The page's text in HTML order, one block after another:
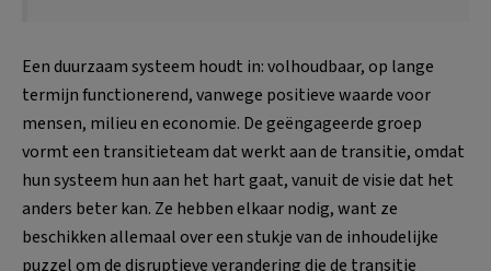
Een duurzaam systeem houdt in: volhoudbaar, op lange
termijn functionerend, vanwege positieve waarde voor
mensen, milieu en economie. De geëngageerde groep
vormt een transitieteam dat werkt aan de transitie, omdat
hun systeem hun aan het hart gaat, vanuit de visie dat het
anders beter kan. Ze hebben elkaar nodig, want ze
beschikken allemaal over een stukje van de inhoudelijke
puzzel om de disruptieve verandering die de transitie